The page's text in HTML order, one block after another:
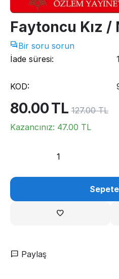
Faytoncu Kız /
Bir soru sorun
İade süresi:
KOD:
80.00TL 127.00 TL
Kazancınız: 47.00 TL
Paylaş